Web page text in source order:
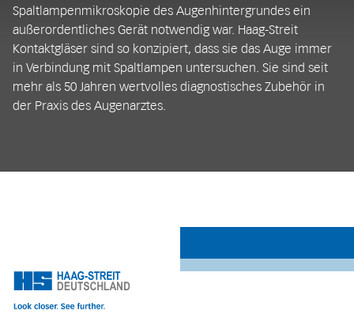
Spaltlampenmikroskopie des Augenhintergrundes ein
außerordentliches Gerät notwendig war. Haag-Streit
Kontaktgläser sind so konzipiert, dass sie das Auge immer
in Verbindung mit Spaltlampen untersuchen. Sie sind seit
mehr als 50 Jahren wertvolles diagnostisches Zubehör in
der Praxis des Augenarztes.